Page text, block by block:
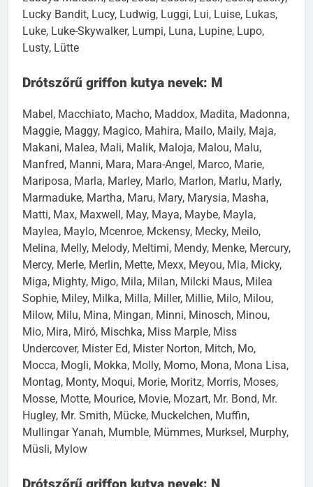
Lucky Bandit, Lucy, Ludwig, Luggi, Lui, Luise, Lukas,
Luke, Luke-Skywalker, Lumpi, Luna, Lupine, Lupo,
Lusty, Lütte
Drótszőrű griffon kutya nevek: M
Mabel, Macchiato, Macho, Maddox, Madita, Madonna,
Maggie, Maggy, Magico, Mahira, Mailo, Maily, Maja,
Makani, Malea, Mali, Malik, Maloja, Malou, Malu,
Manfred, Manni, Mara, Mara-Angel, Marco, Marie,
Mariposa, Marla, Marley, Marlo, Marlon, Marlu, Marly,
Marmaduke, Martha, Maru, Mary, Marysia, Masha,
Matti, Max, Maxwell, May, Maya, Maybe, Mayla,
Maylea, Maylo, Mcenroe, Mckensy, Mecky, Meilo,
Melina, Melly, Melody, Meltimi, Mendy, Menke, Mercury,
Mercy, Merle, Merlin, Mette, Mexx, Meyou, Mia, Micky,
Miga, Mighty, Migo, Mila, Milan, Milcki Maus, Milea
Sophie, Miley, Milka, Milla, Miller, Millie, Milo, Milou,
Milow, Milu, Mina, Mingan, Minni, Minosch, Minou,
Mio, Mira, Miró, Mischka, Miss Marple, Miss
Undercover, Mister Ed, Mister Norton, Mitch, Mo,
Mocca, Mogli, Mokka, Molly, Momo, Mona, Mona Lisa,
Montag, Monty, Moqui, Morie, Moritz, Morris, Moses,
Mosse, Motte, Mourice, Movie, Mozart, Mr. Bond, Mr.
Hugley, Mr. Smith, Mücke, Muckelchen, Muffin,
Mullingar Yanah, Mumble, Mümmes, Murksel, Murphy,
Müsli, Mylow